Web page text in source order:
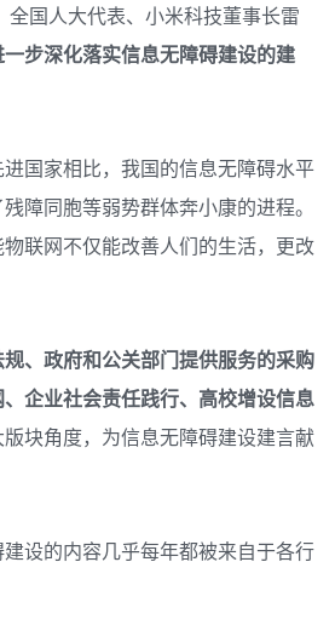
全国人大代表、小米科技董事长雷
一步深化落实信息无障碍建设的建
国家相比，我国的信息无障碍水平
障同胞等弱势群体奔小康的进程。
联网不仅能改善人们的生活，更改
、政府和公关部门提供服务的采购
企业社会责任践行、高校增设信息
块角度，为信息无障碍建设建言献
设的内容几乎每年都被来自于各行